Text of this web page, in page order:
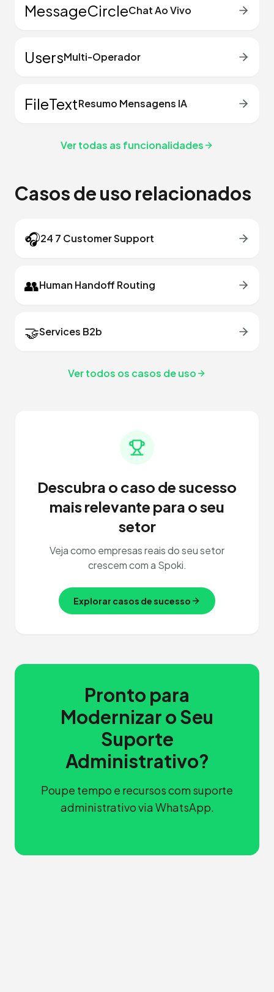
MessageCircleChat Ao Vivo
UsersMulti-Operador
FileTextResumo Mensagens IA
Ver todas as funcionalidades
Casos de uso relacionados
🎧24 7 Customer Support
👥Human Handoff Routing
🤝Services B2b
Ver todos os casos de uso
Descubra o caso de sucesso
mais relevante para o seu
setor
Veja como empresas reais do seu setor
crescem com a Spoki.
Explorar casos de sucesso
Pronto para
Modernizar o Seu
Suporte
Administrativo?
Poupe tempo e recursos com suporte
administrativo via WhatsApp.